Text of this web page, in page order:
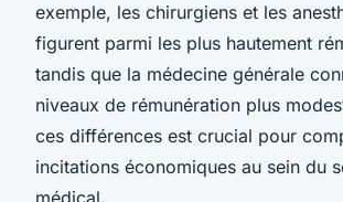
exemple, les chirurgiens et les
figurent parmi les plus hautement
tandis que la médecine générale
niveaux de rémunération plus
ces différences est crucial pour
incitations économiques au sein du
médical.